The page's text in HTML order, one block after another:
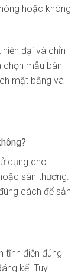
hoặc không
đại và chỉn
chọn mẫu bàn
mặt bằng và
dụng cho
sân thượng.
cách để sản
tĩnh điện đúng
kể. Tuy